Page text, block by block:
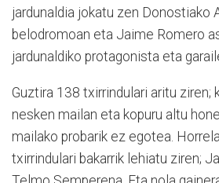
jardunaldia jokatu zen Donostiako
belodromoan eta Jaime Romero
jardunaldiko protagonista eta
Guztira 138 txirrindulari aritu ziren;
nesken mailan eta kopuru altu
mailako probarik ez egotea.
txirrindulari bakarrik lehiatu ziren;